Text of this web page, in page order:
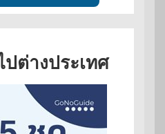
ต่างประเทศ